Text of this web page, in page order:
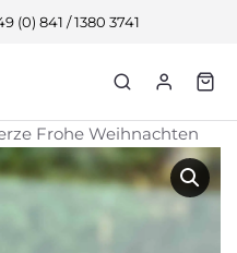
(0) 841 / 1380 3741
Frohe Weihnachten